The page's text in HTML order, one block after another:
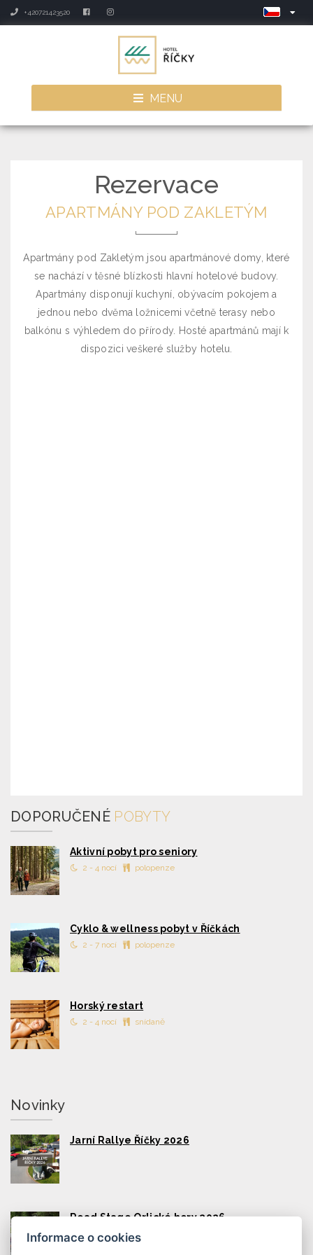
+420721423520
MENU
Rezervace
APARTMÁNY POD ZAKLETÝM
Apartmány pod Zakletým jsou apartmánové domy, které
se nachází v těsné blízkosti hlavní hotelové budovy.
Apartmány disponují kuchyní, obývacím pokojem a
jednou nebo dvěma ložnicemi včetně terasy nebo
balkónu s výhledem do přírody. Hosté apartmánů mají k
dispozici veškeré služby hotelu.
DOPORUČENÉ POBYTY
Aktivní pobyt pro seniory
2 - 4 nocí polopenze
Cyklo & wellness pobyt v Říčkách
2 - 7 nocí polopenze
Horský restart
2 - 4 nocí snídaně
Novinky
Jarní Rallye Říčky 2026
Road Stage Orlické hory 2026
Informace o cookies